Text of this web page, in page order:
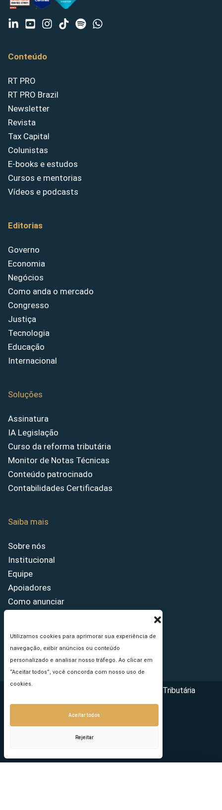
Utilizamos cookies para aprimorar sua experiência de
navegação, exibir anúncios ou conteúdo
personalizado e analisar nosso tráfego. Ao clicar em
“Aceitar todos”, você concorda com nosso uso de
cookies.
Aceitar todos
Rejeitar
Conteúdo
RT PRO
RT PRO Brazil
Newsletter
Revista
Tax Capital
Colunistas
E-books e estudos
Cursos e mentorias
Vídeos e podcasts
Editorias
Governo
Economia
Negócios
Como anda o mercado
Congresso
Justiça
Tecnologia
Educação
Internacional
Soluções
Assinatura
IA Legislação
Curso da reforma tributária
Monitor de Notas Técnicas
Conteúdo patrocinado
Contabilidades Certificadas
Saiba mais
Sobre nós
Institucional
Equipe
Apoiadores
Como anunciar
Princípios Editoriais
Copyright © 2026 - Portal da Reforma Tributária